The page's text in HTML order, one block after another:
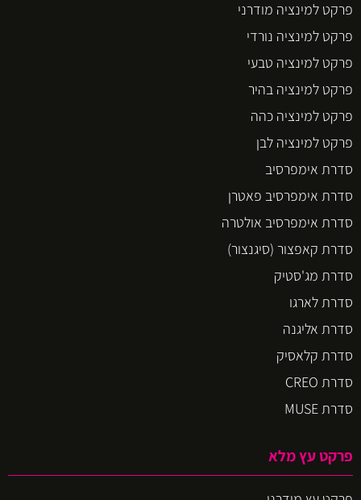
פרקט למינציה מודרני
פרקט למינציה נורדי
פרקט למינציה טבעי
פרקט למינציה בהיר
פרקט למינציה כהה
פרקט למינציה לבן
סדרת אימפרסיב
סדרת אימפרסיב פאטרן
סדרת אימפרסיב אולטרה
סדרת קאפצור (סיגנצור)
סדרת מג'סטיק
סדרת לארגו
סדרת אליגנה
סדרת קלאסיק
סדרת CREO
סדרת MUSE
פרקט עץ מלא